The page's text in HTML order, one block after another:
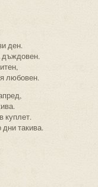
ден.
дъждовен.
любовен.
куплет.
такива.